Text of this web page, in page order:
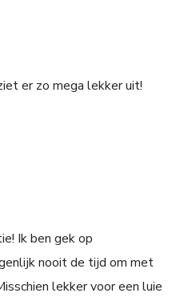
er zo mega lekker uit!
Ik ben gek op
nooit de tijd om met
lekker voor een luie